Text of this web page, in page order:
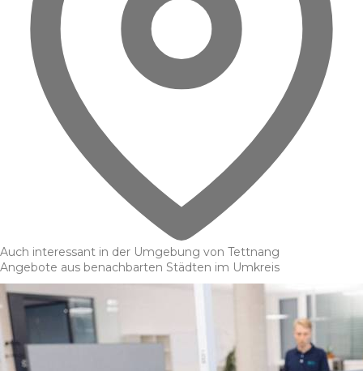
Auch interessant in der Umgebung von Tettnang
Angebote aus benachbarten Städten im Umkreis